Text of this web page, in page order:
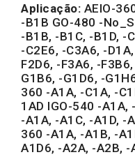
Aplicação: AEIO-
-B1B GO-480 -
-B1B, -B1C, -B1D, -
-C2E6, -C3A6, -
F2D6, -F3A6, -
G1B6, -G1D6, -
360 -A1A, -C1A, -
1AD IGO-540 -A1A,
-A1A, -A1C, -A1D, -
360 -A1A, -A1B, -
A1D6, -A2A, -A2B, -